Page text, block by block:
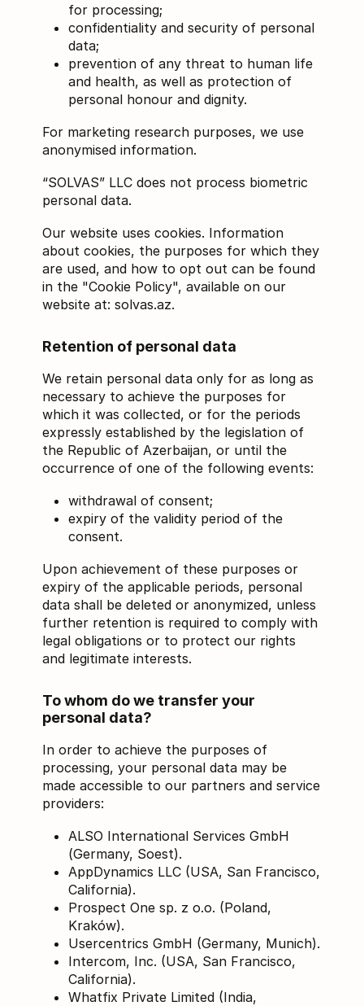
for processing;
confidentiality and security of personal
data;
prevention of any threat to human life
and health, as well as protection of
personal honour and dignity.
For marketing research purposes, we use
anonymised information.
“SOLVAS” LLC does not process biometric
personal data.
Our website uses cookies. Information
about cookies, the purposes for which they
are used, and how to opt out can be found
in the "Cookie Policy", available on our
website at: solvas.az.
Retention of personal data
We retain personal data only for as long as
necessary to achieve the purposes for
which it was collected, or for the periods
expressly established by the legislation of
the Republic of Azerbaijan, or until the
occurrence of one of the following events:
withdrawal of consent;
expiry of the validity period of the
consent.
Upon achievement of these purposes or
expiry of the applicable periods, personal
data shall be deleted or anonymized, unless
further retention is required to comply with
legal obligations or to protect our rights
and legitimate interests.
To whom do we transfer your
personal data?
In order to achieve the purposes of
processing, your personal data may be
made accessible to our partners and service
providers:
ALSO International Services GmbH
(Germany, Soest).
AppDynamics LLC (USA, San Francisco,
California).
Prospect One sp. z o.o. (Poland,
Kraków).
Usercentrics GmbH (Germany, Munich).
Intercom, Inc. (USA, San Francisco,
California).
Whatfix Private Limited (India,